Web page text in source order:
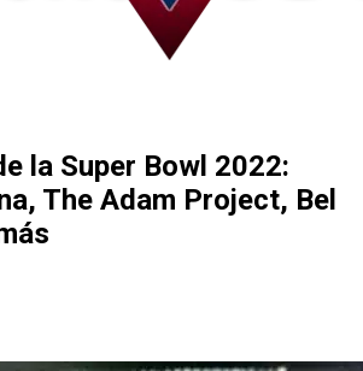
la Super Bowl 2022:
The Adam Project, Bel